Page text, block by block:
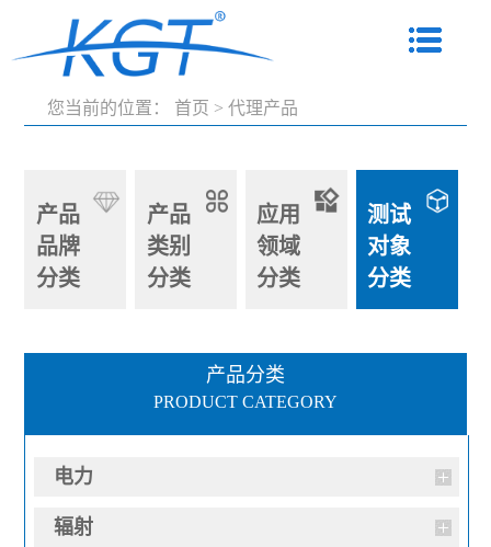
您当前的位置： 首页 > 代理产品
产品
品牌
分类
产品
类别
分类
应用
领域
分类
测试
对象
分类
产品分类
PRODUCT CATEGORY
电力
辐射